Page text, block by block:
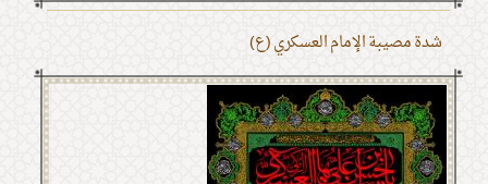
شدة مصيبة الإمام العسكري (ع)